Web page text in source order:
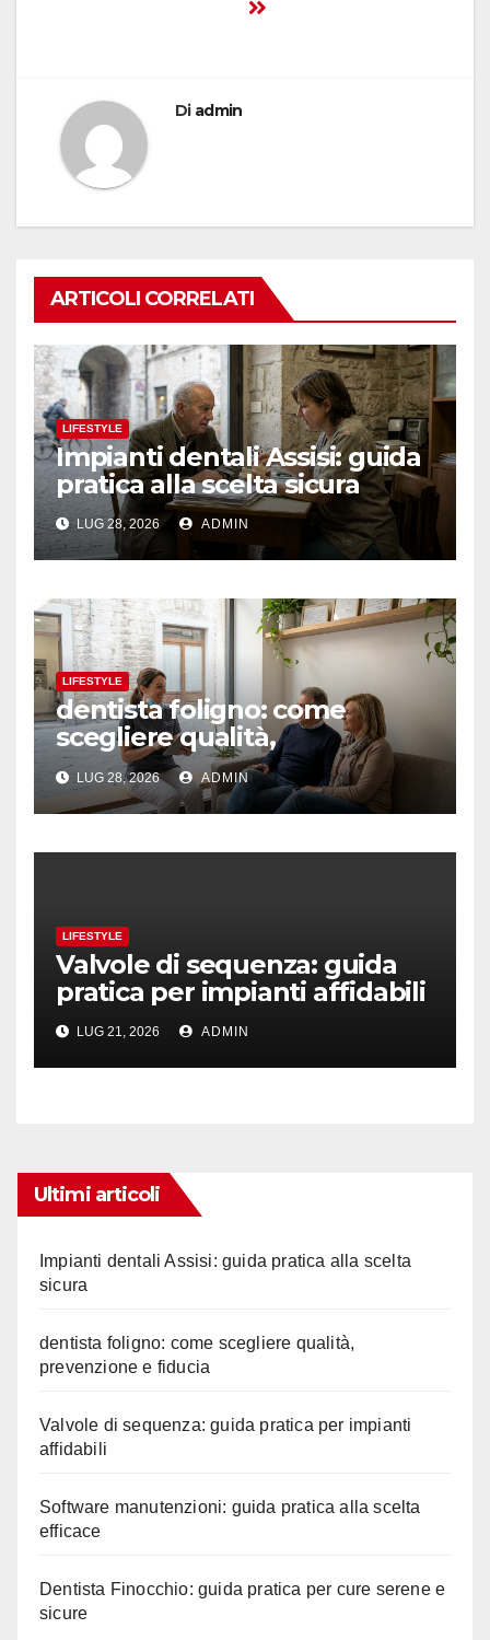
Di admin
ARTICOLI CORRELATI
LIFESTYLE
Impianti dentali Assisi: guida
pratica alla scelta sicura
LUG 28, 2026 ADMIN
LIFESTYLE
dentista foligno: come
scegliere qualità,
prevenzione e fiducia
LUG 28, 2026 ADMIN
LIFESTYLE
Valvole di sequenza: guida
pratica per impianti affidabili
LUG 21, 2026 ADMIN
Ultimi articoli
Impianti dentali Assisi: guida pratica alla scelta
sicura
dentista foligno: come scegliere qualità,
prevenzione e fiducia
Valvole di sequenza: guida pratica per impianti
affidabili
Software manutenzioni: guida pratica alla scelta
efficace
Dentista Finocchio: guida pratica per cure serene e
sicure